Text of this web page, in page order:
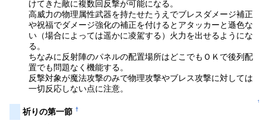
けてきた敵に複数回反撃が可能になる。
高威力の物理属性武器を持たせたうえでブレスダメージ補正
や祝福でダメージ強化の補正を付けるとアタッカーと遜色な
い（場合によっては遥かに凌駕する）火力を出せるようにな
る。
ちなみに反射陣のパネルの配置場所はどこでもＯＫで後列配
置でも問題なく機能する。
反撃対象が魔法攻撃のみで物理攻撃やブレス攻撃に対しては
一切反応しない点に注意。
↑
祈りの第一節 †